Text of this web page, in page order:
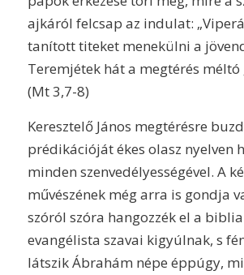
ajkáról felcsap az indulat:
tanított titeket menekülni a
Teremjétek hát a megtérés méltó
(Mt 3,7-8)
Keresztelő János megtérésre
prédikációját ékes olasz nyelven
minden szenvedélyességével. A
művészének még arra is gondja
szóról szóra hangozzék el a
evangélista szavai kigyúlnak, s
látszik Ábrahám népe éppúgy,